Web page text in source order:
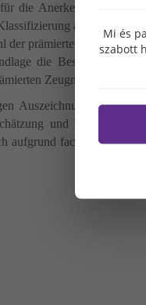
die Anerkennung und
als Business
der prämierten Marken
die Besten
Zeugnis ablegt.
Auszeichnung
und Tradition
aufgrund fachlicher
Mi és
szabott